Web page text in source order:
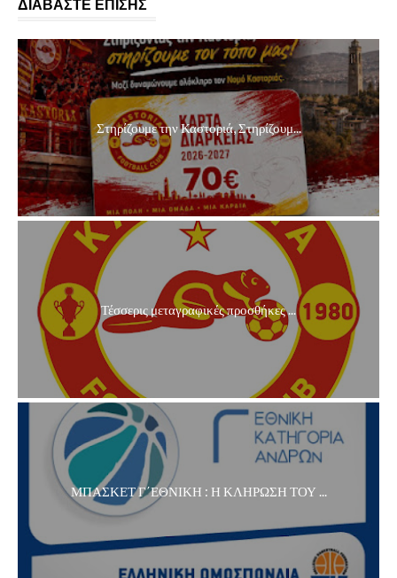
ΔΙΑΒΑΣΤΕ ΕΠΙΣΗΣ
Στηρίζουμε την Καστοριά, Στηρίζουμ...
Τέσσερις μεταγραφικές προσθήκες ...
ΜΠΑΣΚΕΤ Γ΄ΕΘΝΙΚΗ : Η ΚΛΗΡΩΣΗ ΤΟΥ ...